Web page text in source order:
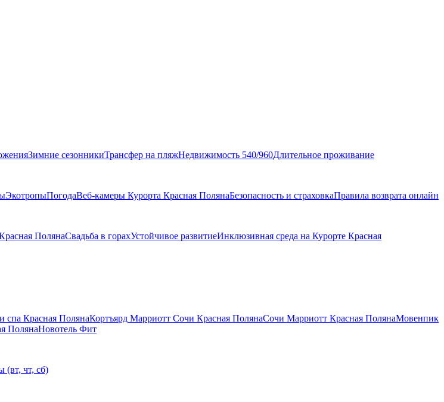
Зимние сезонникиТрансфер на пляжНедвижимость 540/960Длительное проживание
ЭкотропыПогодаВеб-камеры Курорта Красная ПолянаБезопасность и страховкаПравила возврата онлайн
ПолянаСвадьба в горахУстойчивое развитиеИнклюзивная среда на Курорте Красная
спа Красная ПолянаКортъярд Марриотт Сочи Красная ПолянаСочи Марриотт Красная ПолянаМовенпик
ПолянаНовотель Фит
(вт, чт, сб)